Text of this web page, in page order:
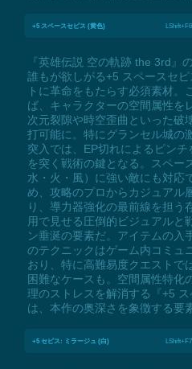
+5 スペースセピス (黄色) LShift+F6
『英雄伝説 空の軌跡 the 3rd』
誰もが欲しがる+5 スペースセ
トに革命をもたらす必須素材。
ば、キャラクターの空間属性を
次元裂隙や時空歪曲といった破
打可能に。特にグランセル城の
突入では、EP切れによるピン
を突く戦術の鍵となる。スペー
水・火・風）に強い敵にも対応
め、攻略のプロからカジュアル
り、導力器強化の最前線を担う
用で見せる圧倒的ビジュアルと
ン垂涎の要素だ。アイテムの入
のテクニックはゲーム内コミュ
おり、特に高難易度クエストで
困難なケースも。空間属性特化
理のストレスを解消する『+5
は、本作の奥深さを象徴する要
+5 セピス: ミラージュ (白) LShift+F7